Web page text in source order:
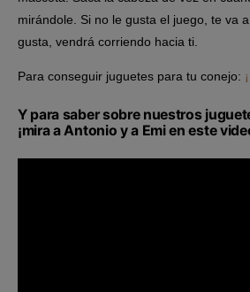
mirándole. Si no le gusta el juego, te va
gusta, vendrá corriendo hacia ti.
Para conseguir juguetes para tu conejo:
Y para saber sobre nuestros
¡mira a Antonio y a Emi en este